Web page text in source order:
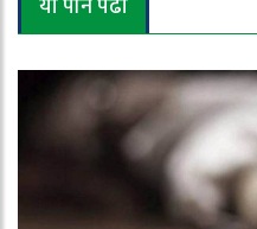
यो पनि पढौँ